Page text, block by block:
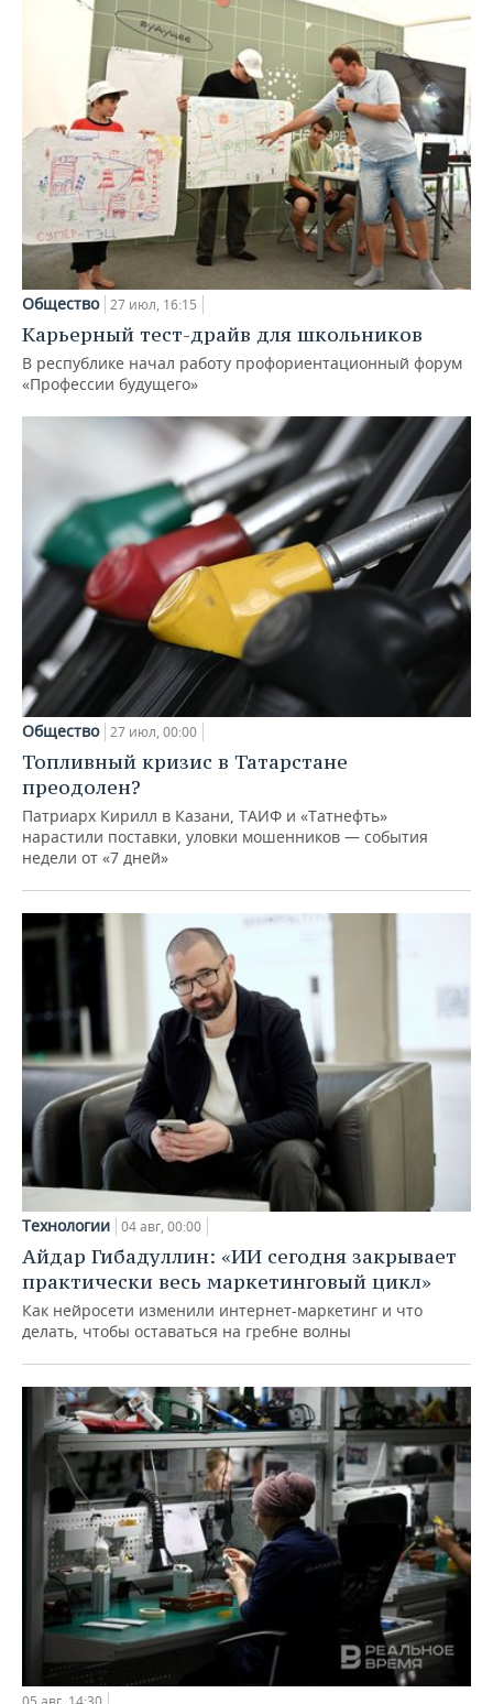
Общество 27 июл, 16:15
Карьерный тест-драйв для школьников
В республике начал работу профориентационный форум
«Профессии будущего»
Общество 27 июл, 00:00
Топливный кризис в Татарстане
преодолен?
Патриарх Кирилл в Казани, ТАИФ и «Татнефть»
нарастили поставки, уловки мошенников — события
недели от «7 дней»
Технологии 04 авг, 00:00
Айдар Гибадуллин: «ИИ сегодня закрывает
практически весь маркетинговый цикл»
Как нейросети изменили интернет-маркетинг и что
делать, чтобы оставаться на гребне волны